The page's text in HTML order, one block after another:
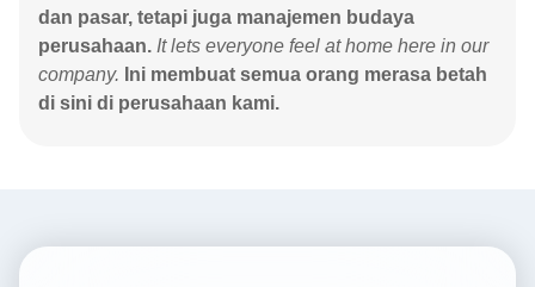
dan pasar, tetapi juga manajemen budaya
perusahaan. It lets everyone feel at home here in our
company. Ini membuat semua orang merasa betah
di sini di perusahaan kami.